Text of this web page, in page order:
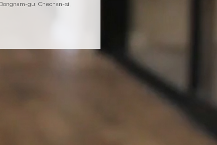
gu, Cheonan-si,